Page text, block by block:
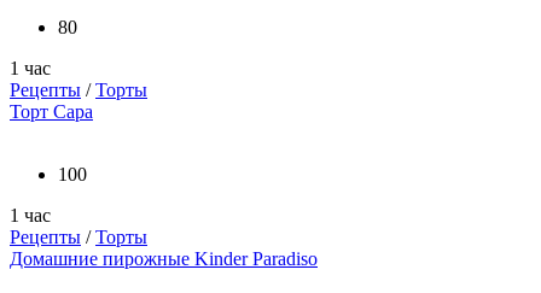
80
1 час
Рецепты /Торты
Торт Сара
100
1 час
Рецепты /Торты
Домашние пирожные Kinder Paradiso